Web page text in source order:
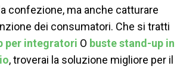
confezione, ma anche catturare
dei consumatori. Che si tratti
per integratori O buste stand-up in
, troverai la soluzione migliore per il